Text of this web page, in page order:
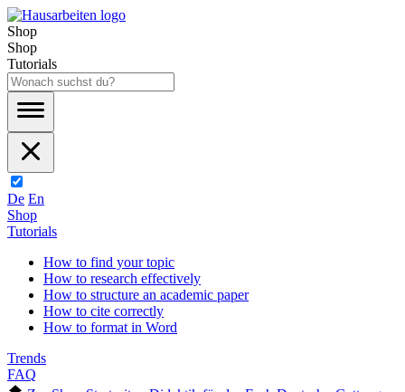
Shop
Shop
Tutorials
De En
Shop
Tutorials
How to find your topic
How to research effectively
How to structure an academic paper
How to cite correctly
How to format in Word
Trends
FAQ